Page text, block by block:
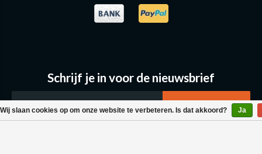
Wij slaan cookies op om onze website te verbeteren. Is dat akkoord? Ja
Schrijf je in voor de nieuwsbrief